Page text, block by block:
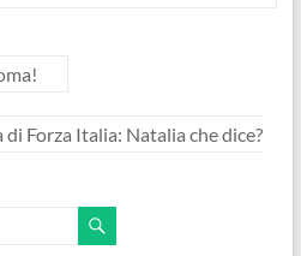
di Forza Italia: Natalia che dice?